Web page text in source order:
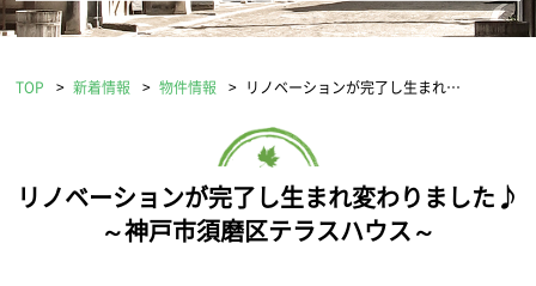
TOP 新着情報 物件情報 リノベーションが完了し生まれ…
リノベーションが完了し生まれ変わりました♪
～神戸市須磨区テラスハウス～